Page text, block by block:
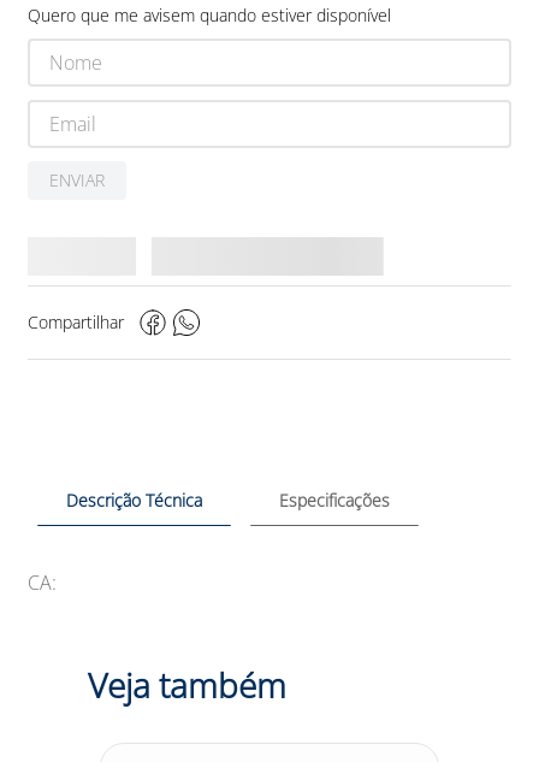
Quero que me avisem quando estiver disponível
ENVIAR
Compartilhar
Descrição Técnica Especificações
CA:
Veja também